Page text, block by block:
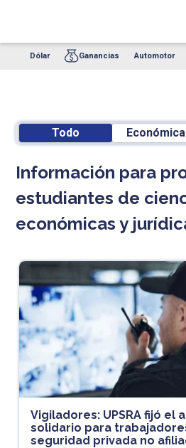
Dólar Ganancias Automotor
Todo
Información para
estudiantes de
económicas y
Vigiladores: UPSRA fijó el
solidario para
seguridad privada no